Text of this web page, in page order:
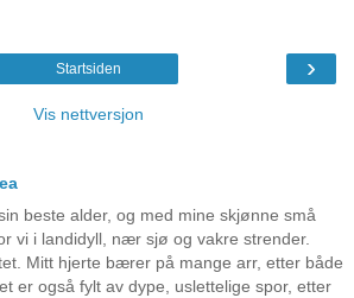
›
Startsiden
Vis nettversjon
beste alder, og med mine skjønne små
vi i landidyll, nær sjø og vakre strender.
Mitt hjerte bærer på mange arr, etter både
er også fylt av dype, uslettelige spor, etter